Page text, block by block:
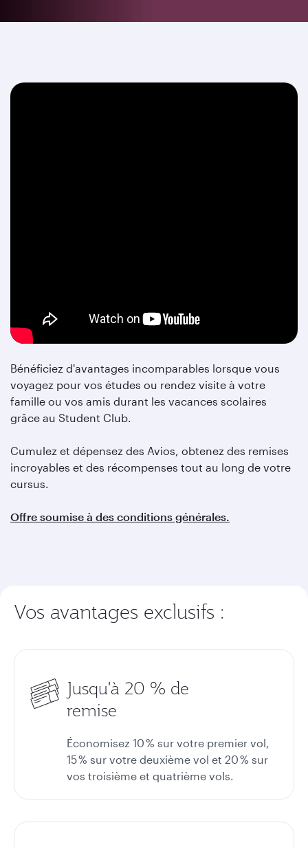
Bénéficiez d'avantages incomparables lorsque vous
voyagez pour vos études ou rendez visite à votre
famille ou vos amis durant les vacances scolaires
grâce au Student Club.
Cumulez et dépensez des Avios, obtenez des remises
incroyables et des récompenses tout au long de votre
cursus.
Offre soumise à des conditions générales.
Vos avantages exclusifs :
Jusqu'à 20 % de
remise
Économisez 10 % sur votre premier vol,
15 % sur votre deuxième vol et 20 % sur
vos troisième et quatrième vols.